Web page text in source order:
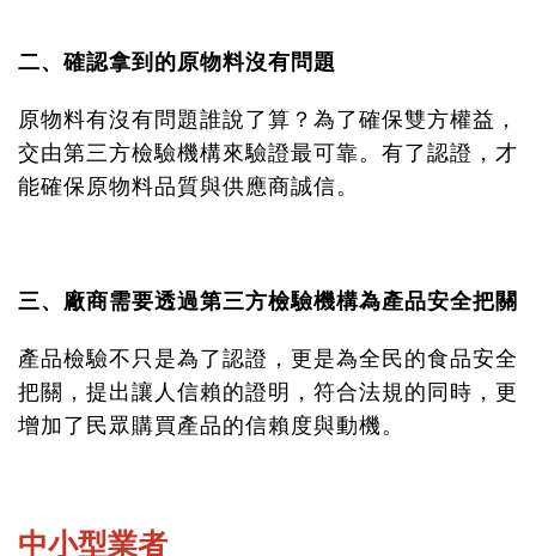
二、確認拿到的原物料沒有問題
原物料有沒有問題誰說了算？為了確保雙方權益，
交由第三方檢驗機構來驗證最可靠。有了認證，才
能確保原物料品質與供應商誠信。
三、廠商需要透過第三方檢驗機構為產品安全把關
產品檢驗不只是為了認證，更是為全民的食品安全
把關，提出讓人信賴的證明，符合法規的同時，更
增加了民眾購買產品的信賴度與動機。
中小型業者